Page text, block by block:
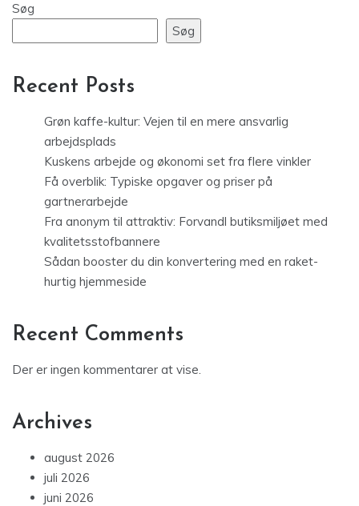
Søg
Søg
Recent Posts
Grøn kaffe-kultur: Vejen til en mere ansvarlig
arbejdsplads
Kuskens arbejde og økonomi set fra flere vinkler
Få overblik: Typiske opgaver og priser på
gartnerarbejde
Fra anonym til attraktiv: Forvandl butiksmiljøet med
kvalitetsstofbannere
Sådan booster du din konvertering med en raket-
hurtig hjemmeside
Recent Comments
Der er ingen kommentarer at vise.
Archives
august 2026
juli 2026
juni 2026